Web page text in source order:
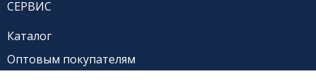
СЕРВИС
Каталог
Оптовым покупателям